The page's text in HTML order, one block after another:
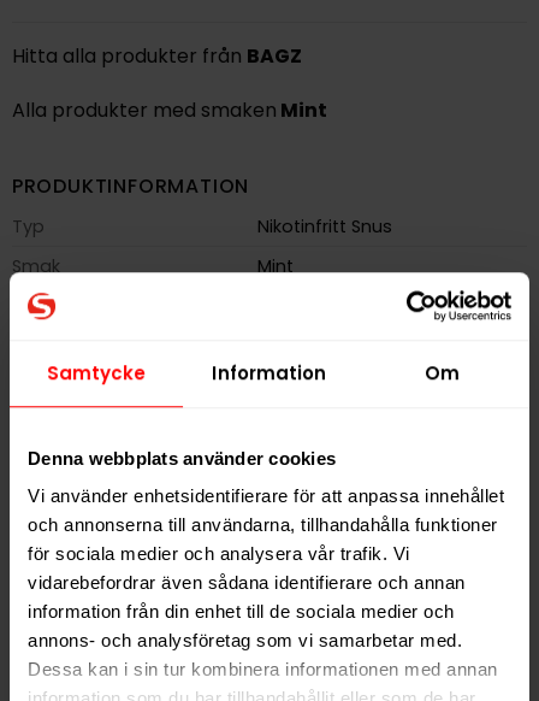
Samtycke Information Om
Denna webbplats använder cookies
Vi använder enhetsidentifierare för att anpassa innehållet
och annonserna till användarna, tillhandahålla funktioner
för sociala medier och analysera vår trafik. Vi
vidarebefordrar även sådana identifierare och annan
information från din enhet till de sociala medier och
annons- och analysföretag som vi samarbetar med.
Dessa kan i sin tur kombinera informationen med annan
Hitta alla produkter från BAGZ
Alla produkter med smaken Mint
PRODUKTINFORMATION
Typ
Nikotinfritt Snus
Smak
Mint
Format
Vikt per dosa
14 g
Vikt per portion
0,6 g
Varumärke
BAGZ
Tillverkare
Flameclub Sweden AB
RELATERADE PRODUKTER